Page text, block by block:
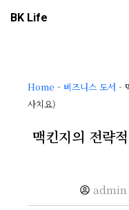
BK Life
Home - 비즈니스 도서 -
사치요)
맥킨지의 전략
admin